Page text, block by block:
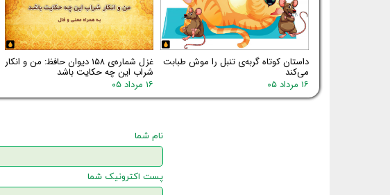
داستان کوتاه گربه‌ی تنبل را موش طبابت
می‌کند
۱۶ مرداد ۰۵
غزل شماره‌ی ۱۵۸ دیوان حافظ: من و انکار
شراب این چه حکایت باشد
۱۶ مرداد ۰۵
نام شما
پست اکترونیک شما